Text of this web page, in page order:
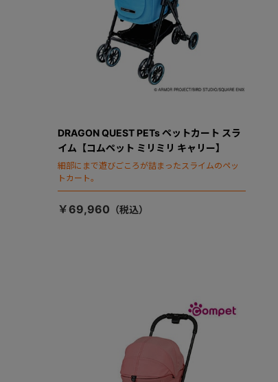
DRAGON QUEST PETs ペットカート スラ
イム【コムペット ミリミリ キャリー】
細部にまで遊びごころが詰まったスライムのペッ
トカート。
￥69,960